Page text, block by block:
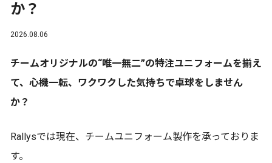
か？
2026.08.06
チームオリジナルの“唯一無二”の特注ユニフォームを揃え
て、心機一転、ワクワクした気持ちで卓球をしません
か？
Rallysでは現在、チームユニフォーム製作を承っておりま
す。